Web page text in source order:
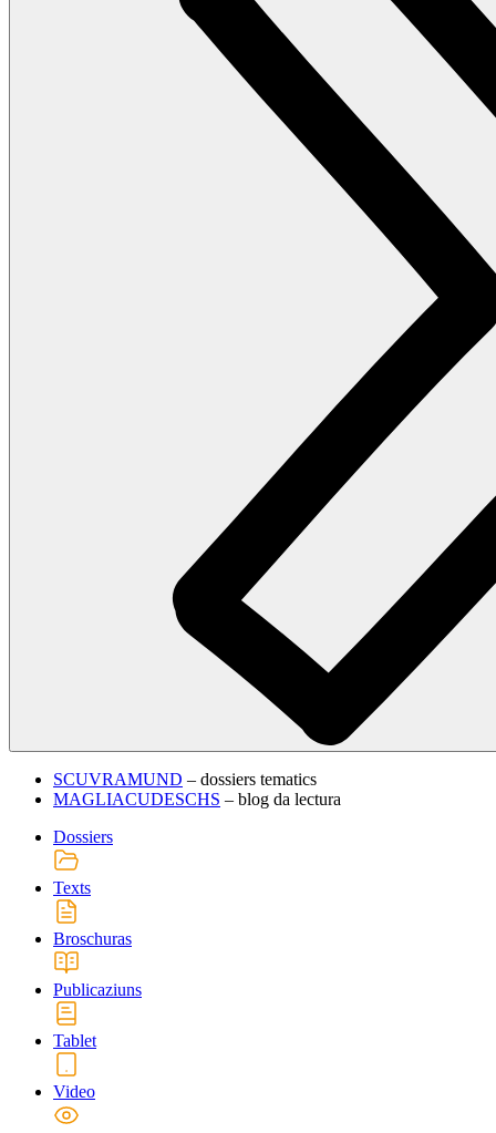
SCUVRAMUND – dossiers tematics
MAGLIACUDESCHS – blog da lectura
Dossiers
Texts
Broschuras
Publicaziuns
Tablet
Video